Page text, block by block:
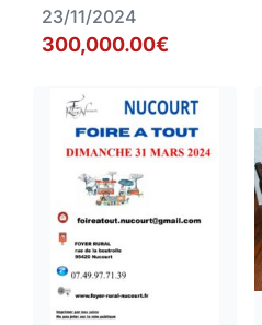
23/11/2024
300,000.00€